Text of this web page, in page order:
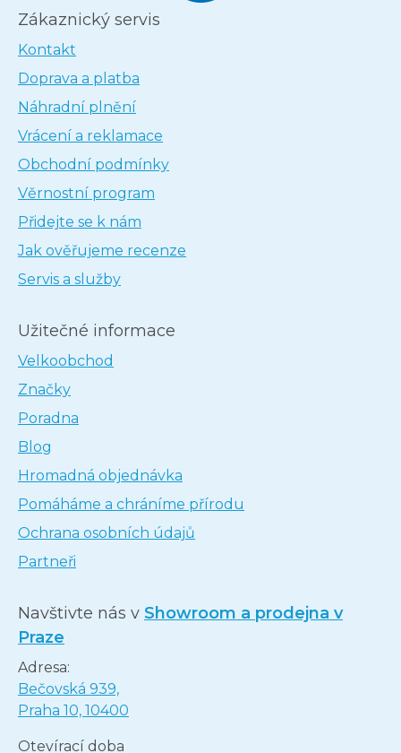
Zákaznický servis
Kontakt
Doprava a platba
Náhradní plnění
Vrácení a reklamace
Obchodní podmínky
Věrnostní program
Přidejte se k nám
Jak ověřujeme recenze
Servis a služby
Užitečné informace
Velkoobchod
Značky
Poradna
Blog
Hromadná objednávka
Pomáháme a chráníme přírodu
Ochrana osobních údajů
Partneři
Navštivte nás v Showroom a prodejna v
Praze
Adresa:
Bečovská 939,
Praha 10, 10400
Otevírací doba